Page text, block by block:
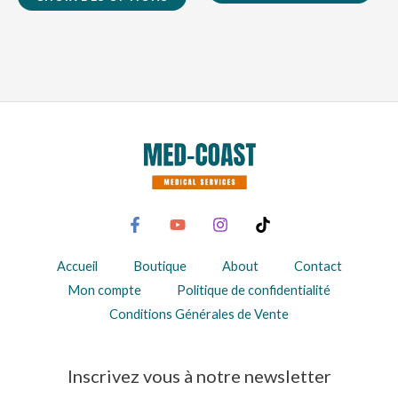
Accueil Boutique About
Contact
Mon compte
Politique de confidentialité
Conditions Générales de Vente
Inscrivez vous à notre newsletter